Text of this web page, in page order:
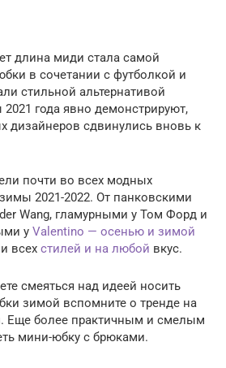
длина миди стала самой
в сочетании с футболкой и
стильной альтернативой
года явно демонстрируют,
дизайнеров сдвинулись вновь к
почти во всех модных
2021-2022. От панковскими
Wang, гламурными у Том Форд и
у Valentino — осенью и зимой
всех стилей и на любой вкус.
смеяться над идеей носить
зимой вспомните о тренде на
Еще более практичным и смелым
мини-юбку с брюками.